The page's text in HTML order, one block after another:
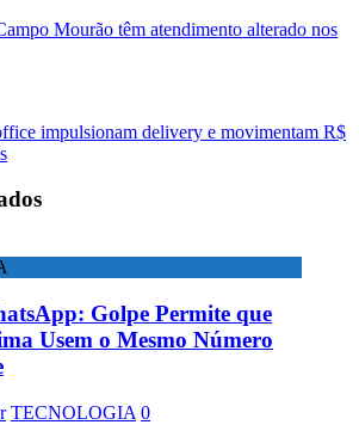
Mourão têm atendimento alterado nos
impulsionam delivery e movimentam R$
Golpe Permite que
Usem o Mesmo Número
TECNOLOGIA 0